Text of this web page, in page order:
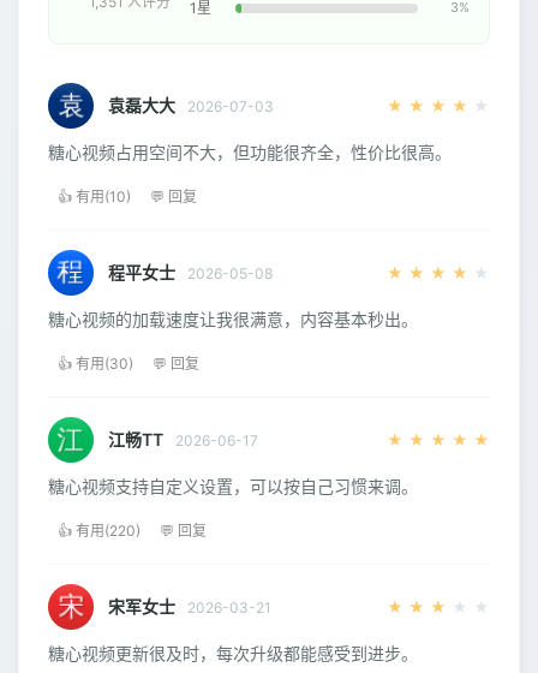
1星 3%
袁磊大大 2026-07-03 ★ ★ ★ ★ ★
糖心视频占用空间不大，但功能很齐全，性价比很高。
👍 有用(10) 💬 回复
程平女士 2026-05-08 ★ ★ ★ ★ ★
糖心视频的加载速度让我很满意，内容基本秒出。
👍 有用(30) 💬 回复
江畅TT 2026-06-17 ★ ★ ★ ★ ★
糖心视频支持自定义设置，可以按自己习惯来调。
👍 有用(220) 💬 回复
宋军女士 2026-03-21 ★ ★ ★ ★ ★
糖心视频更新很及时，每次升级都能感受到进步。